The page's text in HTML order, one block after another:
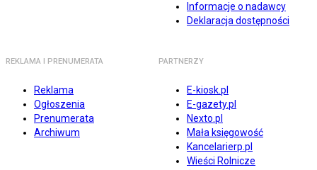
Informacje o nadawcy
Deklaracja dostępności
REKLAMA I PRENUMERATA
Reklama
Ogłoszenia
Prenumerata
Archiwum
PARTNERZY
E-kiosk.pl
E-gazety.pl
Nexto.pl
Mała księgowość
Kancelarierp.pl
Wieści Rolnicze